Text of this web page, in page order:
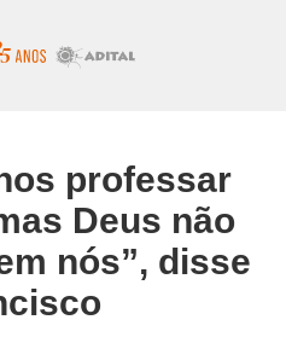
professar
Deus não
nós”, disse